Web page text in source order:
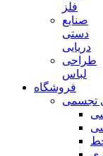
فلز
صنایع
دستی
دریایی
طراحی
لباس
فروشگاه
تجسمی